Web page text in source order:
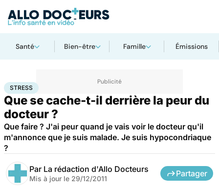
Santé Bien-être Famille Émissions
AccueilSanté
STRESS
Que se cache-t-il derrière la peur du
docteur ?
Que faire ? J'ai peur quand je vais voir le docteur qu'il
m'annonce que je suis malade. Je suis hypocondriaque
?
Par La rédaction d'Allo Docteurs
Mis à jour le 29/12/2011
Partager